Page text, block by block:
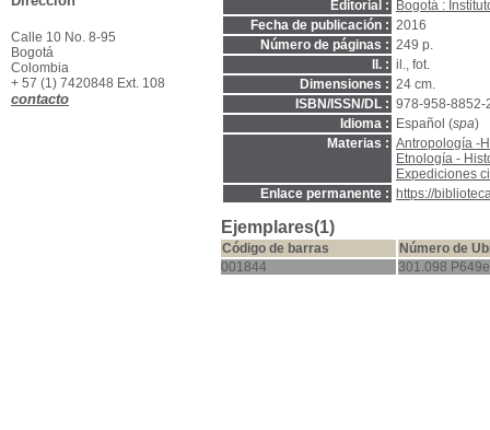
Editorial :
Bogotá :
Fecha de publicación : 2016
Número de páginas : 249 p.
Il. : il., fot.
Dimensiones : 24 cm.
ISBN/ISSN/DL : 978-958-8852-
Idioma :
Español (spa)
Materias : Antropología -
Etnología -
Expediciones
Enlace permanente :
https://
Ejemplares(1)
Código de barras
Número de
001844
301.098 P649e
Calle 10 No. 8-95
Bogotá
Colombia
+ 57 (1) 7420848 Ext. 108
contacto